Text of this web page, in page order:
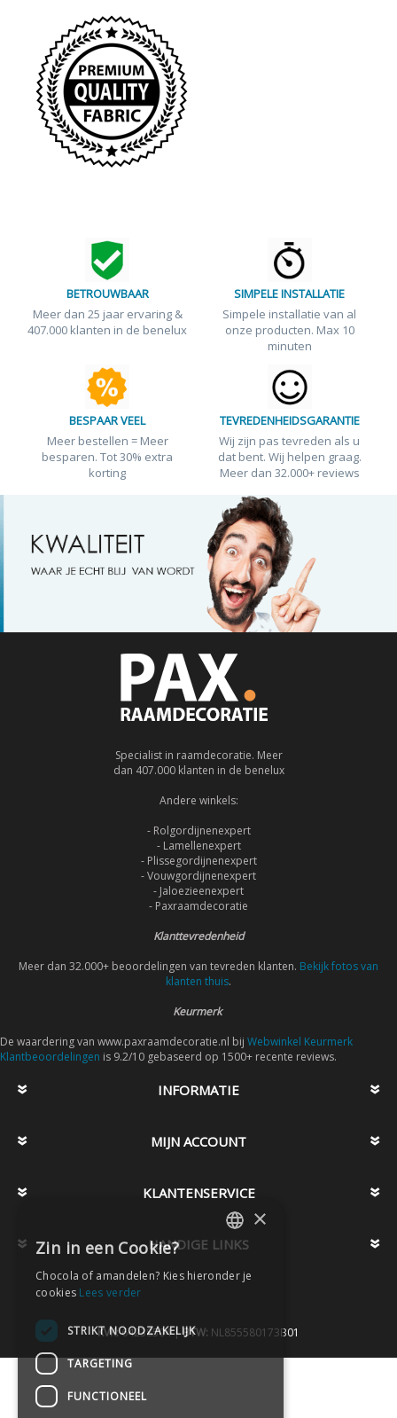
BETROUWBAAR
Meer dan 25 jaar ervaring &
407.000 klanten in de benelux
SIMPELE INSTALLATIE
Simpele installatie van al
onze producten. Max 10
minuten
BESPAAR VEEL
Meer bestellen = Meer
besparen. Tot 30% extra
korting
TEVREDENHEIDSGARANTIE
Wij zijn pas tevreden als u
dat bent. Wij helpen graag.
Meer dan 32.000+ reviews
Specialist in raamdecoratie. Meer
dan 407.000 klanten in de benelux
Andere winkels:
- Rolgordijnenexpert
- Lamellenexpert
- Plissegordijnenexpert
- Vouwgordijnenexpert
- Jaloezieenexpert
- Paxraamdecoratie
Klanttevredenheid
Meer dan 32.000+ beoordelingen van tevreden klanten. Bekijk fotos van
klanten thuis.
Keurmerk
De waardering van www.paxraamdecoratie.nl bij Webwinkel Keurmerk
Klantbeoordelingen is 9.2/10 gebaseerd op 1500+ recente reviews.
INFORMATIE
MIJN ACCOUNT
KLANTENSERVICE
HANDIGE LINKS
KVK:64238504 |BTW: NL855580173B01
DUTCH
DUTCH
×
Zin in een Cookie?
Chocola of amandelen? Kies hieronder je
cookies Lees verder
STRIKT NOODZAKELIJK
TARGETING
FUNCTIONEEL